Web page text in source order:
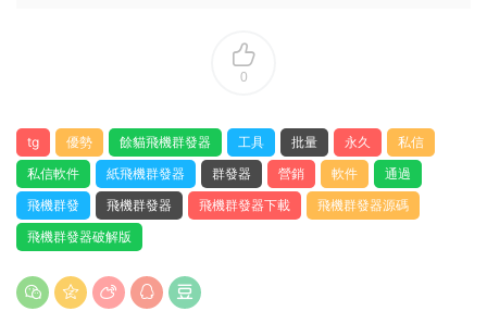
0
tg 優勢 餘貓飛機群發器 工具 批量 永久
私信
私信軟件
紙飛機群發器 群發器 營銷 軟件
通過
飛機群發
飛機群發器 飛機群發器下載
飛機群發器源碼
飛機群發器破解版